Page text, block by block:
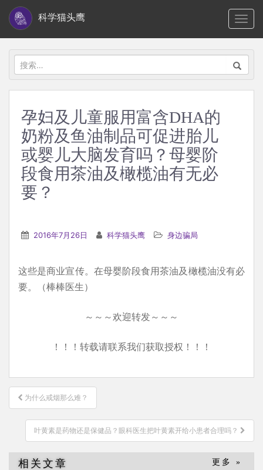
i
科学猫头鹰
搜
索：
孕妇及儿童服用富含DHA的
奶粉及鱼油制品可促进胎儿
或婴儿大脑发育吗？母婴阶
段食用茶油及橄榄油有无必
要？
2016年7月26日 科学猫头鹰 身边骗局
这些是商业宣传。在母婴阶段食用茶油及橄榄油没有必
要。（棒棒医生）
～～～欢迎转发～～～
！！！转载请联系我们获取授权！！！
文
章
为什么戒烟那么难？
叶黄素是药物还是保健品？眼科医生把叶黄素开给小患者合理吗？
相关文章 更多 »